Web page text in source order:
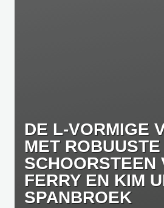
DE L-VORMIGE
MET ROBUUSTE
SCHOORSTEEN
FERRY EN KIM
SPANBROEK